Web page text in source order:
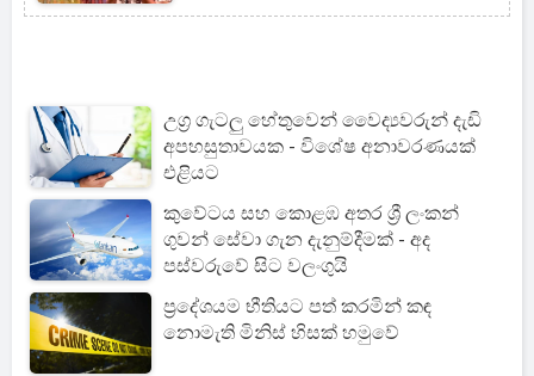
උග්‍ර ගැටලු හේතුවෙන් වෛද්‍යවරුන් දැඩි
අපහසුතාවයක - විශේෂ අනාවරණයක්
එළියට
කුවේටය සහ කොළඹ අතර ශ්‍රී ලංකන්
ගුවන් සේවා ගැන දැනුම්දීමක් - අද
පස්වරුවේ සිට වලංගුයි
ප්‍රදේශයම භීතියට පත් කරමින් කඳ
නොමැති මිනිස් හිසක් හමුවේ